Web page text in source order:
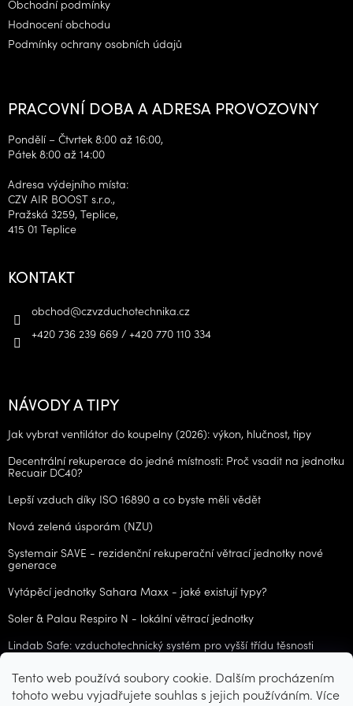
Tento web používá soubory cookie. Dalším procházením
tohoto webu vyjadřujete souhlas s jejich používáním. Více
Obchodní podmínky
Hodnocení obchodu
Podmínky ochrany osobních údajů
PRACOVNÍ DOBA A ADRESA PROVOZOVNY
Pondělí – Čtvrtek 8:00 až 16:00,
Pátek 8:00 až 14:00
Adresa výdejního místa:
CZV AIR BOOST s.r.o.,
Pražská 3259, Teplice,
415 01 Teplice
KONTAKT
obchod@czvzduchotechnika.cz
+420 736 239 669 / +420 770 110 334
NÁVODY A TIPY
Jak vybrat ventilátor do koupelny (2026): výkon, hlučnost, tipy
Decentrální rekuperace do jedné místnosti: Proč vsadit na jednotku
Recuair DC40?
Lepší vzduch díky ISO 16890 a co byste měli vědět
Nová zelená úsporám (NZU)
Systemair SAVE - rezidenční rekuperační větrací jednotky nové
generace
Vytápěcí jednotky Sahara Maxx - jaké existují typy?
Soler & Palau Respiro N - lokální větrací jednotky
Lindab Safe: vzduchotechnický systém pro vyšší třídu těsnosti
ARCHIV